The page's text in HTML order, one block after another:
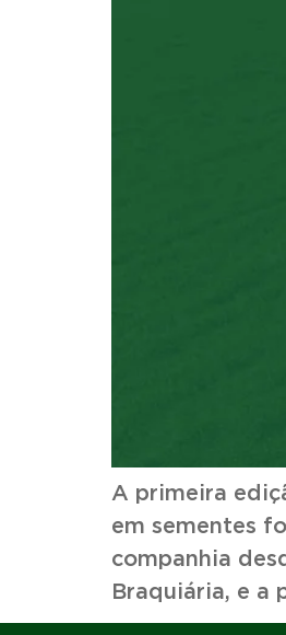
A primeira
em sementes
companhia
Braquiária, e a